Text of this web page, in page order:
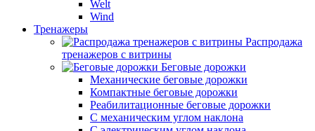
Welt
Wind
Тренажеры
Распродажа
тренажеров с витрины
Беговые дорожки
Механические беговые дорожки
Компактные беговые дорожки
Реабилитационные беговые дорожки
С механическим углом наклона